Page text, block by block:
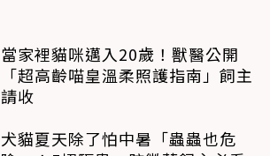
當家裡貓咪邁入20歲！獸醫公開
「超高齡喵皇溫柔照護指南」飼主
請收
犬貓夏天除了怕中暑「蟲蟲也危